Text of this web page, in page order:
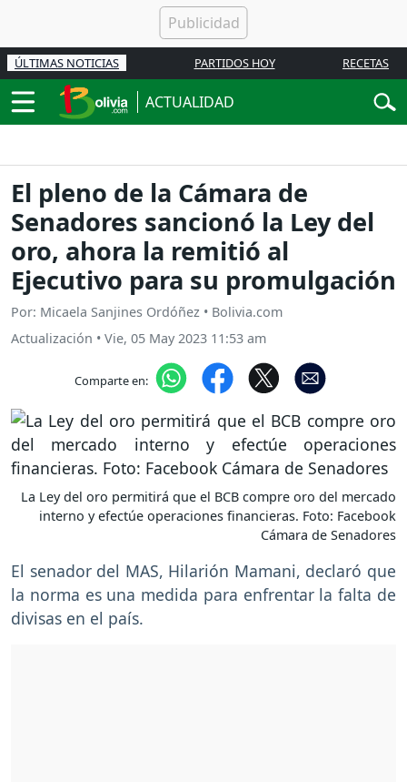
ÚLTIMAS NOTICIAS PARTIDOS HOY RECETAS
ACTUALIDAD
El pleno de la Cámara de
Senadores sancionó la Ley del
oro, ahora la remitió al
Ejecutivo para su promulgación
Por: Micaela Sanjines Ordóñez • Bolivia.com
Actualización • Vie, 05 May 2023 11:53 am
Comparte en:
La Ley del oro permitirá que el BCB compre oro del mercado
interno y efectúe operaciones financieras. Foto: Facebook
Cámara de Senadores
El senador del MAS, Hilarión Mamani, declaró que
la norma es una medida para enfrentar la falta de
divisas en el país.